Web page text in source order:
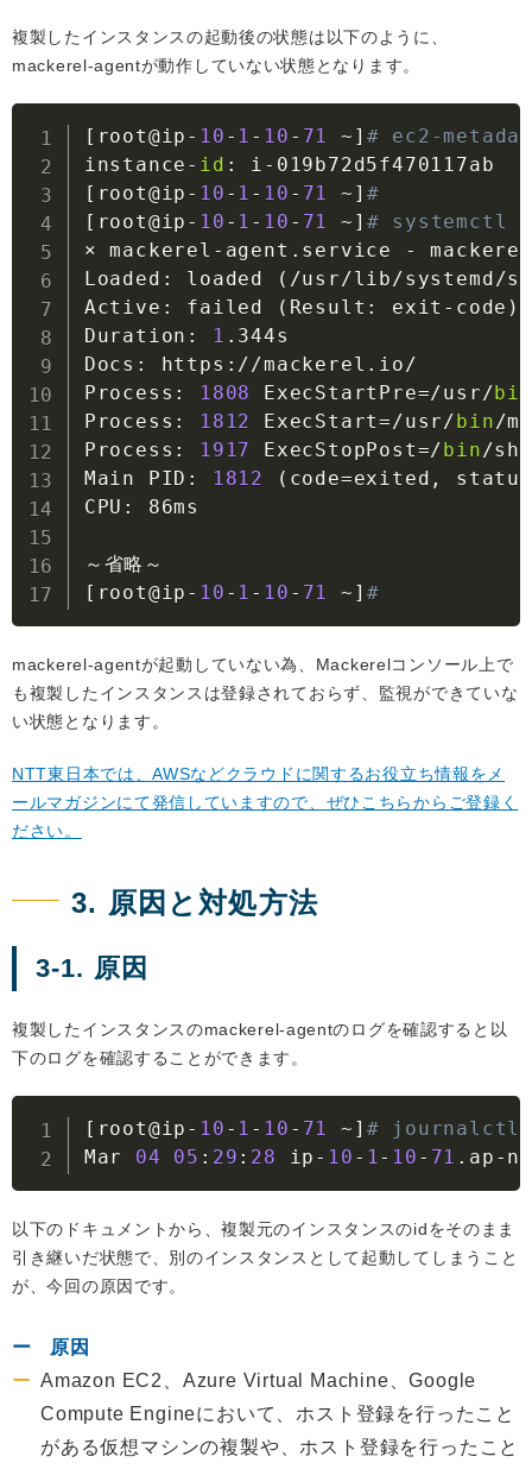
複製したインスタンスの起動後の状態は以下のように、
mackerel-agentが動作していない状態となります。
[ root@ip - 10 - 1 - 10 - 71 ~ ] # ec2-
instance - id : i -
[ root@ip - 10 - 1 - 10 - 71 ~ ] #
[ root@ip - 10 - 1 - 10 - 71 ~ ] # systemctl
× mackerel - agent . service -
mackerel
Loaded : loaded ( /usr/lib/systemd/
Active : failed ( Result : exit - code )
Duration : 1 . 344s
Docs : https : //mackerel . io/
Process : 1808 ExecStartPre=/usr/bin
Process : 1812 ExecStart=/usr/bin/
Process : 1917 ExecStopPost=/bin/sh
Main PID : 1812 ( code=exited ,
status
CPU : 86ms
[ root@ip - 10 - 1 - 10 - 71 ~ ] #
mackerel-agentが起動していない為、Mackerelコンソール上で
も複製したインスタンスは登録されておらず、監視ができていな
い状態となります。
NTT東日本では、AWSなどクラウドに関するお役立ち情報をメ
ールマガジンにて発信していますので、ぜひこちらからご登録く
ださい。
3. 原因と対処方法
3-1. 原因
複製したインスタンスのmackerel-agentのログを確認すると以
下のログを確認することができます。
[ root@ip - 10 - 1 - 10 - 71 ~ ] # journalctl
Mar 04 05 : 29 : 28 ip - 10 - 1- 10 - 71 . ap -
以下のドキュメントから、複製元のインスタンスのidをそのまま
引き継いだ状態で、別のインスタンスとして起動してしまうこと
が、今回の原因です。
原因
Amazon EC2、Azure Virtual Machine、Google
Compute Engineにおいて、ホスト登録を行ったこと
がある仮想マシンの複製や、ホスト登録を行ったこと